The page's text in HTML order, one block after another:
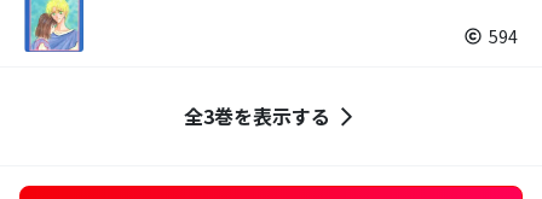
594
全3巻を表示する